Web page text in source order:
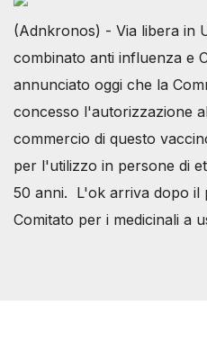
(Adnkronos) - Via libera in
combinato anti influenza e
annunciato oggi che la
concesso l'autorizzazione
commercio di questo
per l'utilizzo in persone di
50 anni. L'ok arriva dopo il
Comitato per i medicinali a